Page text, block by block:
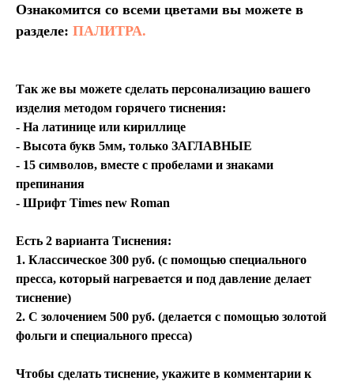
Ознакомится со всеми цветами вы можете в
разделе: ПАЛИТРА.
Так же вы можете сделать персонализацию вашего
изделия методом горячего тиснения:
- На латинице или кириллице
- Высота букв 5мм, только ЗАГЛАВНЫЕ
- 15 символов, вместе с пробелами и знаками
препинания
- Шрифт Times new Roman
Есть 2 варианта Тиснения:
1. Классическое 300 руб. (с помощью специального
пресса, который нагревается и под давление делает
тиснение)
2. С золочением 500 руб. (делается с помощью золотой
фольги и специального пресса)
Чтобы сделать тиснение, укажите в комментарии к